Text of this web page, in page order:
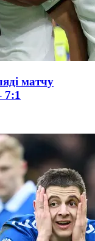
матчу
7:1